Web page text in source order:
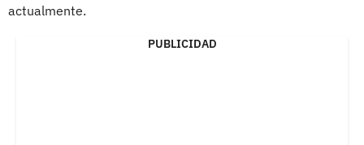
actualmente.
PUBLICIDAD